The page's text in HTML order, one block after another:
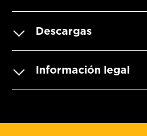
Descargas
Información legal